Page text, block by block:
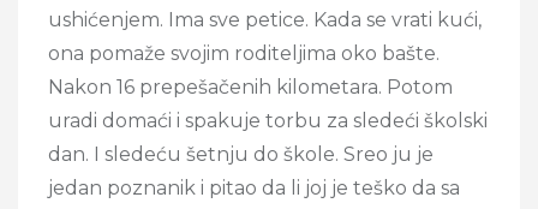
ushićenjem. Ima sve petice. Kada se vrati kući,
ona pomaže svojim roditeljima oko bašte.
Nakon 16 prepešačenih kilometara. Potom
uradi domaći i spakuje torbu za sledeći školski
dan. I sledeću šetnju do škole. Sreo ju je
jedan poznanik i pitao da li joj je teško da sa